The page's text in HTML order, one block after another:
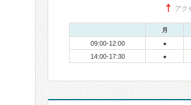
アク
月
09:00-12:00 ●
14:00-17:30 ●